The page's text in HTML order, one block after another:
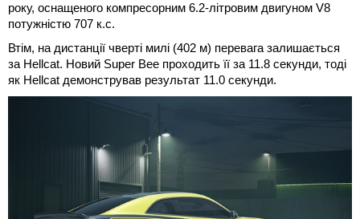
року, оснащеного компресорним 6.2-літровим двигуном V8
потужністю 707 к.с.
Втім, на дистанції чверті милі (402 м) перевага залишається
за Hellcat. Новий Super Bee проходить її за 11.8 секунди, тоді
як Hellcat демонстрував результат 11.0 секунди.